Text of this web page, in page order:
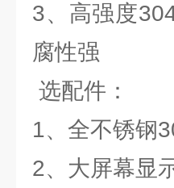
3、高强度
腐性强
选配件：
1、全不锈钢
2、大屏幕显